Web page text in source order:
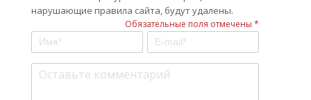
нарушающие правила сайта, будут удалены.
Обязательные поля отмечены *